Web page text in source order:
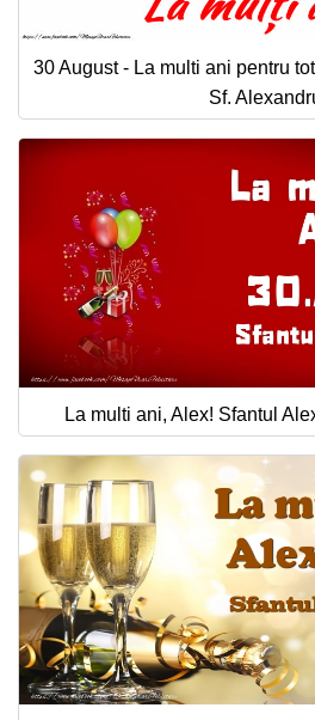
30 August - La multi ani pentru
Sf.
La multi ani, Alex! Sfantul